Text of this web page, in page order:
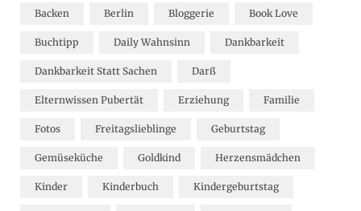
Backen Berlin Bloggerie Book Love
Buchtipp Daily Wahnsinn Dankbarkeit
Dankbarkeit Statt Sachen Darß
Elternwissen Pubertät Erziehung Familie
Fotos Freitagslieblinge Geburtstag
Gemüseküche Goldkind Herzensmädchen
Kinder Kinderbuch Kindergeburtstag